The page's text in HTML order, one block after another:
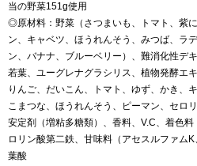
当の野菜151g使用
◎原材料：野菜（さつまいも、トマト、紫
ン、キャベツ、ほうれんそう、みつば、ラ
ン、バナナ、ブルーベリー）、難消化性デ
若葉、ユーグレナグラシリス、植物発酵エ
りんご、だいこん、トマト、ゆず、かき、
こまつな、ほうれんそう、ピーマン、セロ
安定剤（増粘多糖類）、香料、V.C、着色
ロリン酸第二鉄、甘味料（アセスルファムK
葉酸